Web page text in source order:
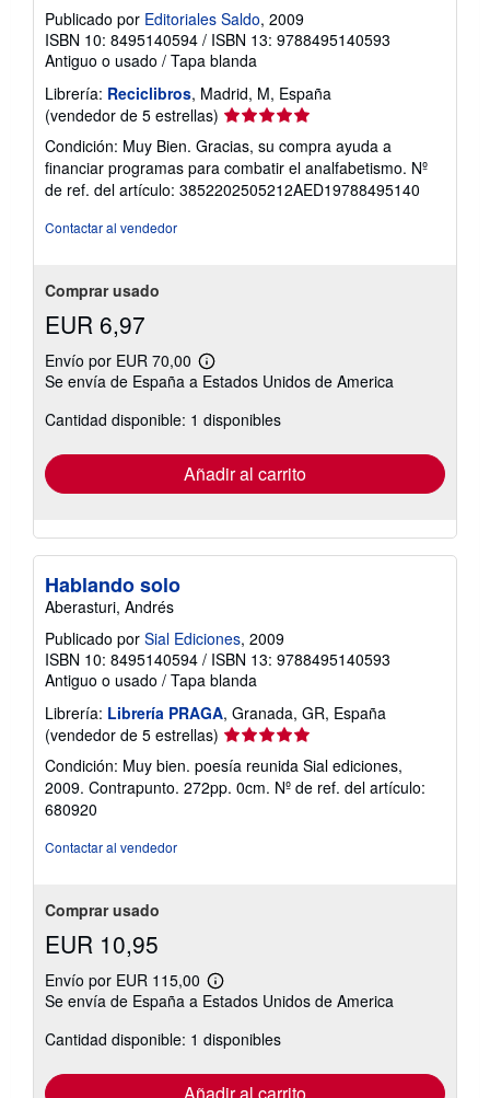
Publicado por Editoriales Saldo, 2009
ISBN 10: 8495140594 / ISBN 13: 9788495140593
Antiguo o usado / Tapa blanda
Librería: Reciclibros, Madrid, M, España
(vendedor de 5 estrellas) Calificación
vendedor:
5
de
Condición: Muy Bien. Gracias, su compra ayuda a
financiar programas para combatir el analfabetismo. Nº
de ref. del artículo: 3852202505212AED19788495140
Contactar al vendedor
Comprar usado
EUR 6,97
Envío por EUR 70,00
Más
información
las
tarifas
envío
Se envía de España a Estados Unidos de America
Cantidad disponible: 1 disponibles
Añadir al carrito
Hablando solo
Aberasturi, Andrés
Publicado por Sial Ediciones, 2009
ISBN 10: 8495140594 / ISBN 13: 9788495140593
Antiguo o usado / Tapa blanda
Librería: Librería PRAGA, Granada, GR, España
(vendedor de 5 estrellas) Calificación
del
vendedor:
5
Condición: Muy bien. poesía reunida Sial ediciones,
2009. Contrapunto. 272pp. 0cm. Nº de ref. del artículo:
680920
Contactar al vendedor
Comprar usado
EUR 10,95
Envío por EUR 115,00
Más
información
las
tarifas
envío
Se envía de España a Estados Unidos de America
Cantidad disponible: 1 disponibles
Añadir al carrito